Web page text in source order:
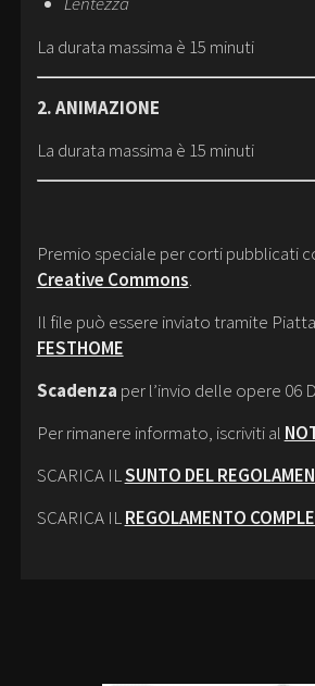
La durata massima è 15 minuti
2. ANIMAZIONE
La durata massima è 15 minuti
Premio speciale per corti pubblicati
Creative Commons.
Il file può essere inviato tramite
FESTHOME
Scadenza per l’invio delle opere 06
Per rimanere informato, iscriviti al
SCARICA ILSUNTO DEL
SCARICA ILREGOLAMENTO